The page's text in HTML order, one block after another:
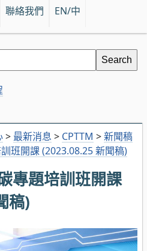
聯絡我們 EN/中
> 最新消息 > CPTTM >新聞稿
班開課 (2023.08.25 新聞稿)
專題培訓班開課
稿)